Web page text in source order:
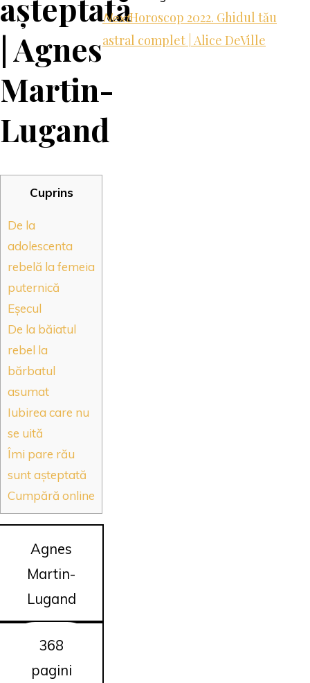
| Agnes
Martin-
Lugand
Cuprins
De la
adolescenta
rebelă la femeia
puternică
Eșecul
De la băiatul
rebel la
bărbatul
asumat
Iubirea care nu
se uită
Îmi pare rău
sunt așteptată
Cumpără online
Agnes
Martin-
Lugand
368
pagini
NextHoroscop 2022. Ghidul tău
astral complet | Alice DeVille